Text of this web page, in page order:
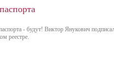
- будут! Виктор Янукович
реестре.